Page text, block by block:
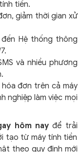
tiền.
giảm thời gian xử
Hệ thống thông
và nhiều phương
đơn trên cả máy
nghiệp làm việc mọi
hôm nayđể trải
tạo từ máy tính tiền
theo quy định mới